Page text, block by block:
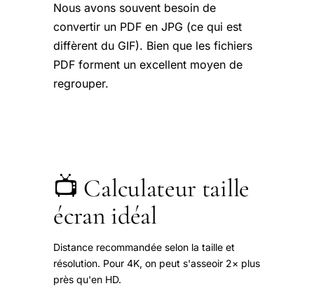
Nous avons souvent besoin de
convertir un PDF en JPG (ce qui est
diffèrent du GIF). Bien que les fichiers
PDF forment un excellent moyen de
regrouper.
📺 Calculateur taille
écran idéal
Distance recommandée selon la taille et
résolution. Pour 4K, on peut s'asseoir 2× plus
près qu'en HD.